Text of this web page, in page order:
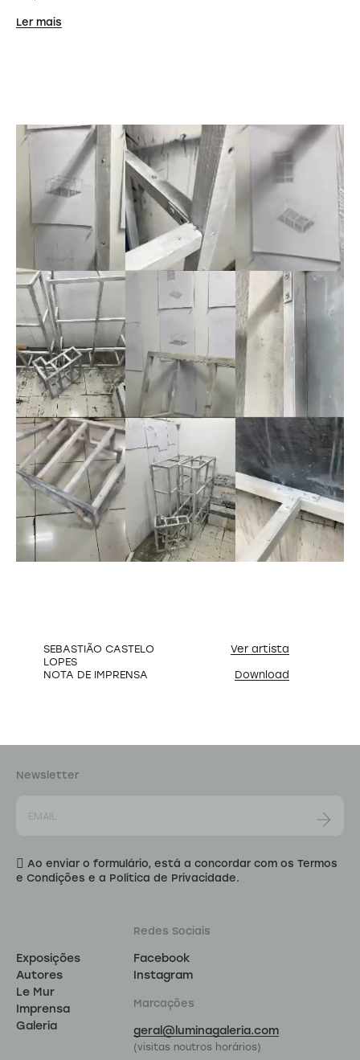
Ler mais
SEBASTIÃO CASTELO
LOPES
Ver artista
NOTA DE IMPRENSA
Download
Newsletter
Ao enviar o formulário, está a concordar com os Termos
e Condições e a Política de Privacidade.
Exposições
Autores
Le Mur
Imprensa
Galeria
Redes Sociais
Facebook
Instagram
Marcações
geral@luminagaleria.com
(visitas noutros horários)